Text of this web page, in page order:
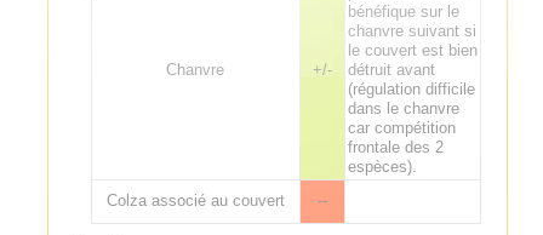
Chanvre +/-
bénéfique sur le
chanvre suivant si
le couvert est bien
détruit avant
(régulation difficile
dans le chanvre
car compétition
frontale des 2
espèces).
Colza associé au couvert
--